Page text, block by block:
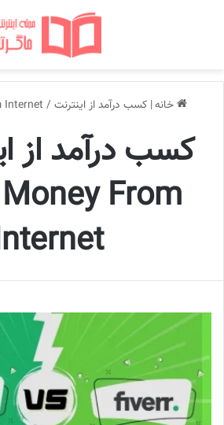
خانه| کسب درآمد از اینترنت / Make Money From Internet
کسب درآمد از
From